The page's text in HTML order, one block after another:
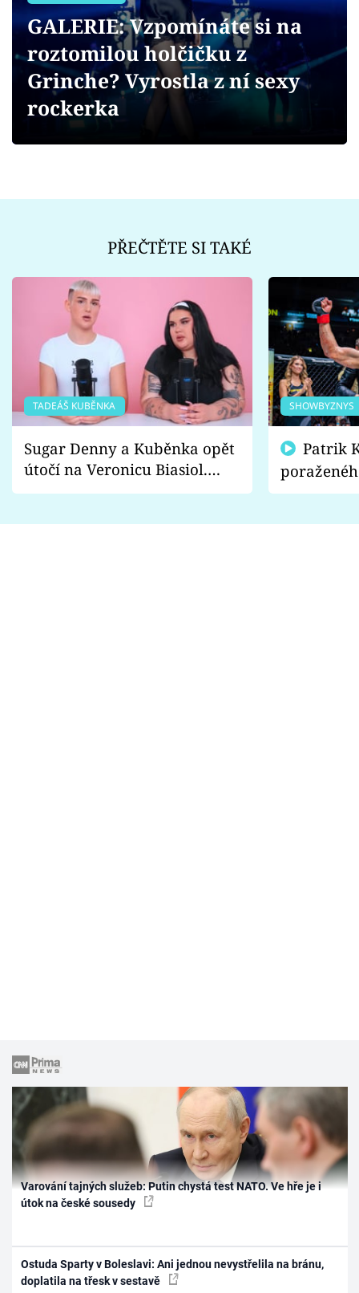
Videa
Sledujte prima+
GALERIE: Vzpomínáte si na
roztomilou holčičku z
Grinche? Vyrostla z ní sexy
rockerka
PŘEČTĚTE SI TAKÉ
TADEÁŠ KUBĚNKA
Sugar Denny a Kuběnka opět
útočí na Veronicu Biasiol.
Proč je podle nich falešná a
SHOWBYZNYS
fanoušci
Varování tajných služeb: Putin chystá test NATO. Ve hře je i
útok na české sousedy
Ostuda Sparty v Boleslavi: Ani jednou nevystřelila na bránu,
doplatila na třesk v sestavě